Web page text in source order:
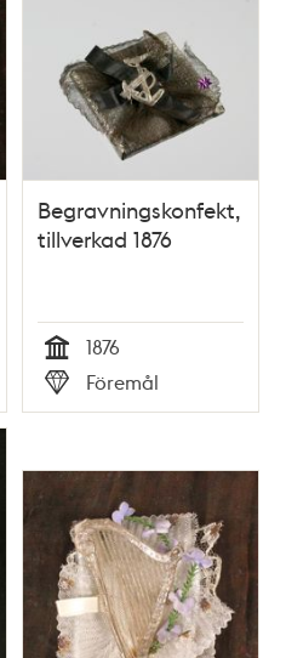
Begravningskonfekt,
tillverkad 1876
Tid
1876
Typ
Föremål